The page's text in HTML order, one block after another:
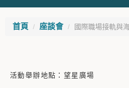
首頁 座談會 國際職場接軌與
活動舉辦地點：望星廣場